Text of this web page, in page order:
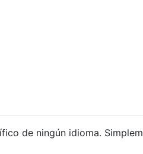
de ningún idioma.